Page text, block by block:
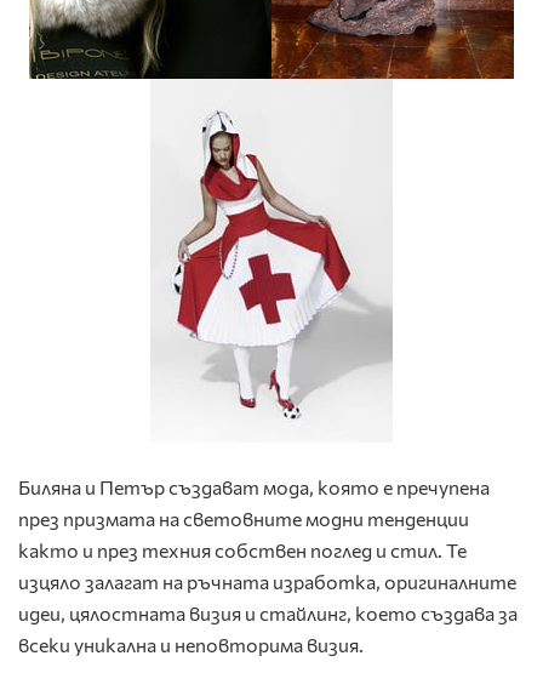
Биляна и Петър създават мода, която е пречупена
през призмата на световните модни тенденции
както и през техния собствен поглед и стил. Те
изцяло залагат на ръчната изработка, оригиналните
идеи, цялостната визия и стайлинг, което създава за
всеки уникална и неповторима визия.